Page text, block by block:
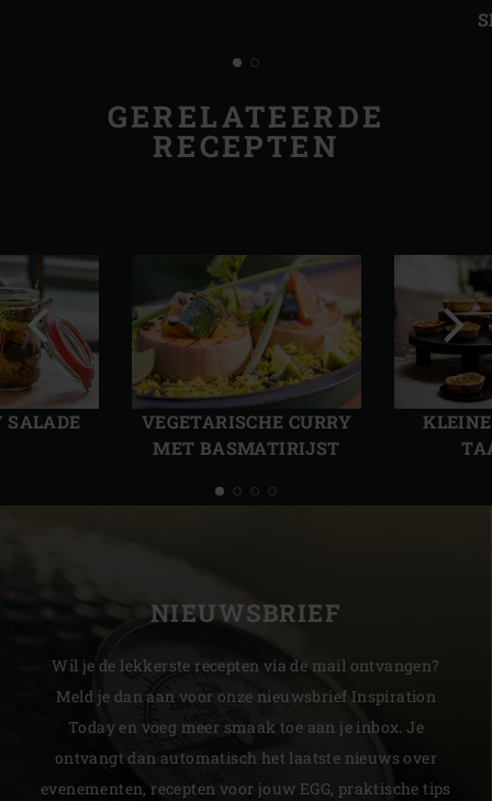
GERELATEERDE
RECEPTEN
SALADE
VEGETARISCHE CURRY
MET BASMATIRIJST
Vorige
slide
slide
NIEUWSBRIEF
Wil je de lekkerste recepten via de mail ontvangen?
Meld je dan aan voor onze nieuwsbrief Inspiration
Today en voeg meer smaak toe aan je inbox. Je
ontvangt dan automatisch het laatste nieuws over
evenementen, recepten voor jouw EGG, praktische tips